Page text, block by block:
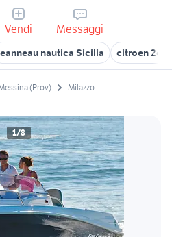
Vendi Messaggi
nautica Sicilia citroen 2cv
(Prov) Milazzo
1/8